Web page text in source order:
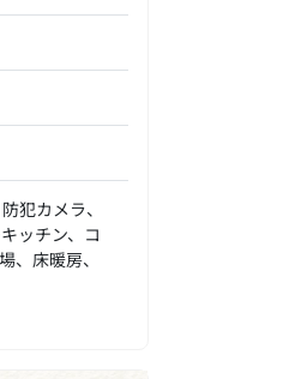
犯カメラ、
ッチン、コ
、床暖房、